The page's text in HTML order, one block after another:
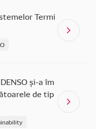
Termi
și-a îm
de tip